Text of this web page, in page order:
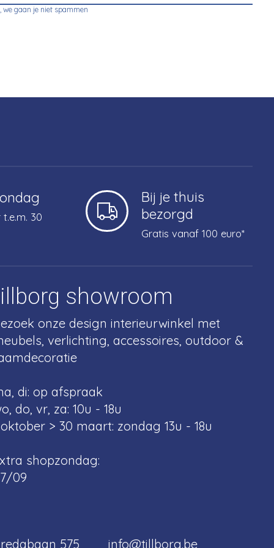
we gaan je niet spammen
30
Bij je thuis
bezorgd
Gratis vanaf 100 euro*
showroom
onze design interieurwinkel met
verlichting, accessoires, outdoor &
di: op afspraak
do, vr, za: 10u - 18u
oktober > 30 maart: zondag 13u - 18u
shopzondag:
09
575 info@tillborg.be